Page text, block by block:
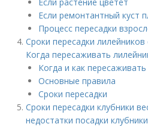
Если ремонтантный куст
Процесс пересадки
Сроки пересадки
Когда пересаживать
Когда и как
Основные правила
Сроки пересадки
Сроки пересадки клубники
недостатки посадки